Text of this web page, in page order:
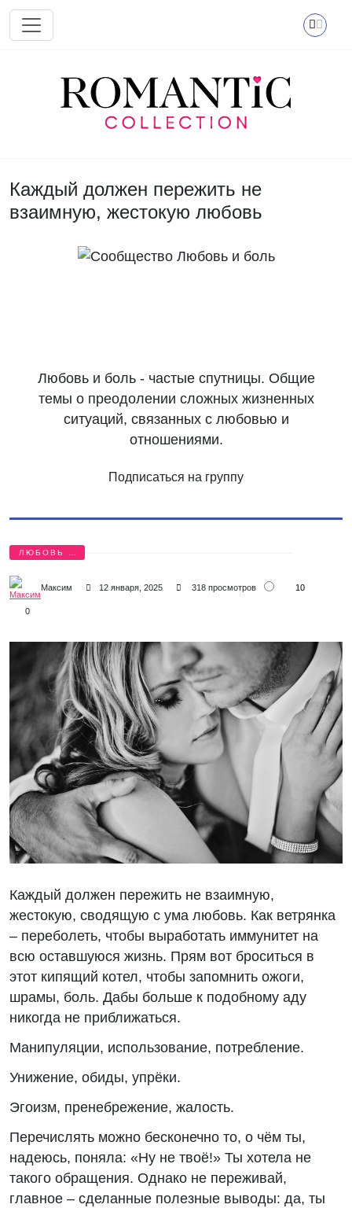
Перейти к основному содержанию
Каждый должен пережить не
взаимную, жестокую любовь
Любовь и боль - частые спутницы. Общие
темы о преодолении сложных жизненных
ситуаций, связанных с любовью и
отношениями.
Подписаться на группу
ЛЮБОВЬ И
Максим 12 января, 2025 318 просмотров 10
0
Каждый должен пережить не взаимную,
жестокую, сводящую с ума любовь. Как ветрянка
– переболеть, чтобы выработать иммунитет на
всю оставшуюся жизнь. Прям вот броситься в
этот кипящий котел, чтобы запомнить ожоги,
шрамы, боль. Дабы больше к подобному аду
никогда не приближаться.
Манипуляции, использование, потребление.
Унижение, обиды, упрёки.
Эгоизм, пренебрежение, жалость.
Перечислять можно бесконечно то, о чём ты,
надеюсь, поняла: «Ну не твоё!» Ты хотела не
такого обращения. Однако не переживай,
главное – сделанные полезные выводы: да, ты